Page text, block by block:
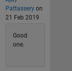
Pattasseryon
21 Feb 2019
Good
one.